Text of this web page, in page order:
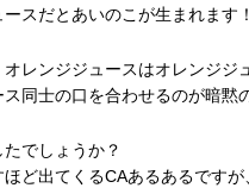
ースだとあいのこが生まれます
レンジジュースはオレンジジ
同士の口を合わせるのが暗黙
でしょうか？
ど出てくるCAあるあるです